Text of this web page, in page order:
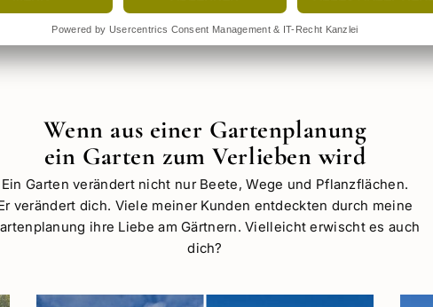
Wenn aus einer Gartenplanung
ein Garten zum Verlieben wird
Ein Garten verändert nicht nur Beete, Wege und Pflanzflächen.
Er verändert dich. Viele meiner Kunden entdeckten durch meine
dich?